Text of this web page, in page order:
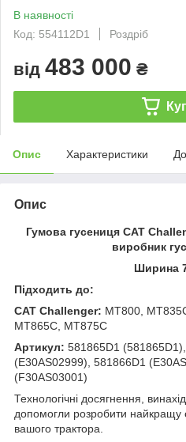
В наявності
Код: 554112D1
Роздріб
від 483 000 ₴
Опис Характеристики
Опис
Гумова гусениця CAT
виробник
Ширина
Підходить до:
CAT Challenger: MT800,
MT865C, MT875C
Артикул: 581865D1
(E30AS02999), 581866D1
(F30AS03001)
Технологічні досягнення,
допомогли розробити найкращу
вашого трактора.